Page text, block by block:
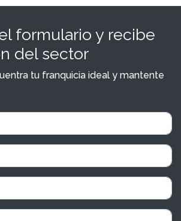
formulario y recibe
del sector
tu franquicia ideal y mantente